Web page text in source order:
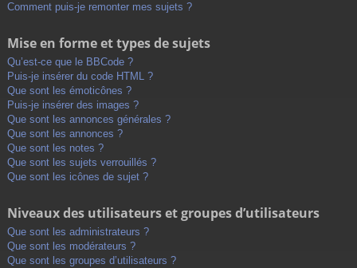
Comment puis-je remonter mes sujets ?
Mise en forme et types de sujets
Qu’est-ce que le BBCode ?
Puis-je insérer du code HTML ?
Que sont les émoticônes ?
Puis-je insérer des images ?
Que sont les annonces générales ?
Que sont les annonces ?
Que sont les notes ?
Que sont les sujets verrouillés ?
Que sont les icônes de sujet ?
Niveaux des utilisateurs et groupes d’utilisateurs
Que sont les administrateurs ?
Que sont les modérateurs ?
Que sont les groupes d’utilisateurs ?